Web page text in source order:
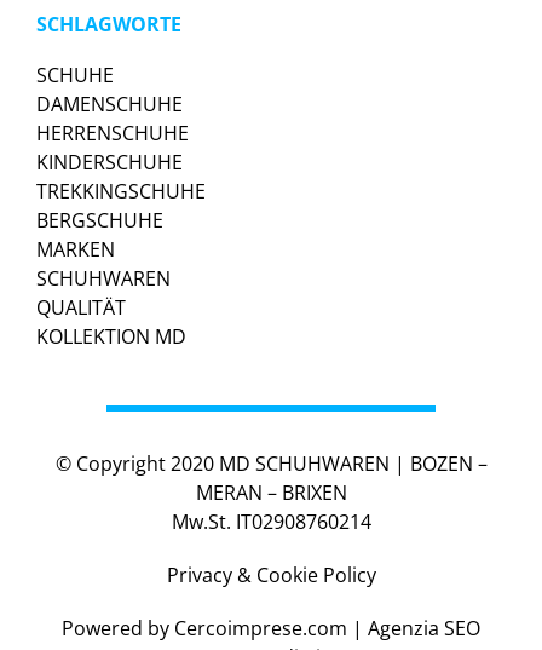
SCHLAGWORTE
SCHUHE
DAMENSCHUHE
HERRENSCHUHE
KINDERSCHUHE
TREKKINGSCHUHE
BERGSCHUHE
MARKEN
SCHUHWAREN
QUALITÄT
KOLLEKTION MD
© Copyright 2020 MD SCHUHWAREN | BOZEN –
MERAN – BRIXEN
Mw.St. IT02908760214
Privacy & Cookie Policy
Powered by Cercoimprese.com | Agenzia SEO